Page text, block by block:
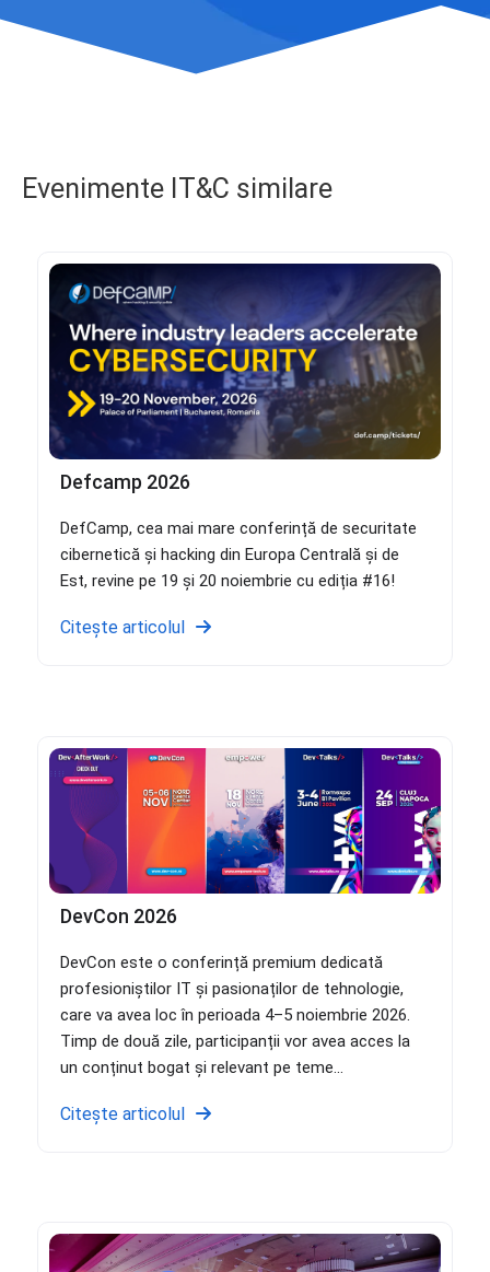
Evenimente IT&C similare
Defcamp 2026
DefCamp, cea mai mare conferință de securitate
cibernetică și hacking din Europa Centrală și de
Est, revine pe 19 și 20 noiembrie cu ediția #16!
Citește articolul
DevCon 2026
DevCon este o conferință premium dedicată
profesioniștilor IT și pasionaților de tehnologie,
care va avea loc în perioada 4–5 noiembrie 2026.
Timp de două zile, participanții vor avea acces la
un conținut bogat și relevant pe teme...
Citește articolul